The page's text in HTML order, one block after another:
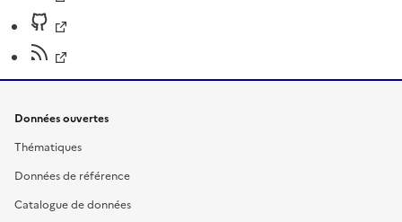
Données ouvertes
Thématiques
Données de référence
Catalogue de données